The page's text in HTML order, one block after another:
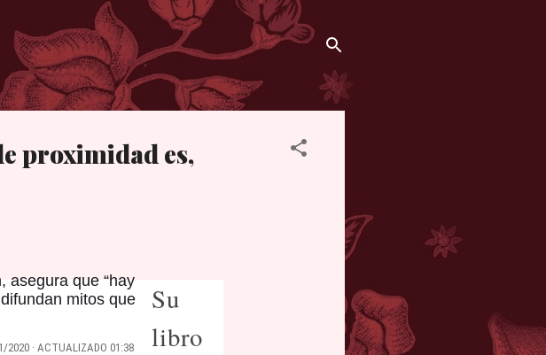
proximidad es,
asegura que “hay
mitos que
2020 · ACTUALIZADO 01:38
Su
libro